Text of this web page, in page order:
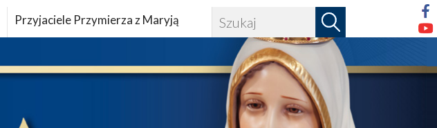
Przyjaciele Przymierza z Maryją